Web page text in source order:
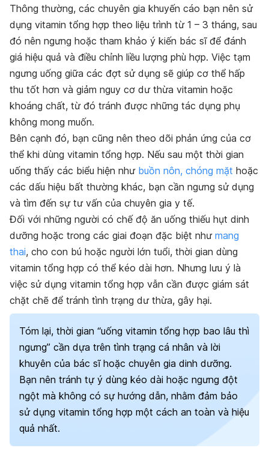
Thông thường, các chuyên gia khuyến cáo bạn nên sử
dụng vitamin tổng hợp theo liệu trình từ 1 – 3 tháng, sau
đó nên ngưng hoặc tham khảo ý kiến bác sĩ để đánh
giá hiệu quả và điều chỉnh liều lượng phù hợp. Việc tạm
ngưng uống giữa các đợt sử dụng sẽ giúp cơ thể hấp
thu tốt hơn và giảm nguy cơ dư thừa vitamin hoặc
khoáng chất, từ đó tránh được những tác dụng phụ
không mong muốn.
Bên cạnh đó, bạn cũng nên theo dõi phản ứng của cơ
thể khi dùng vitamin tổng hợp. Nếu sau một thời gian
uống thấy các biểu hiện như buồn nôn, chóng mặt hoặc
các dấu hiệu bất thường khác, bạn cần ngưng sử dụng
và tìm đến sự tư vấn của chuyên gia y tế.
Đối với những người có chế độ ăn uống thiếu hụt dinh
dưỡng hoặc trong các giai đoạn đặc biệt như mang
thai, cho con bú hoặc người lớn tuổi, thời gian dùng
vitamin tổng hợp có thể kéo dài hơn. Nhưng lưu ý là
việc sử dụng vitamin tổng hợp vẫn cần được giám sát
chặt chẽ để tránh tình trạng dư thừa, gây hại.
Tóm lại, thời gian “uống vitamin tổng hợp bao lâu thì
ngưng” cần dựa trên tình trạng cá nhân và lời
khuyên của bác sĩ hoặc chuyên gia dinh dưỡng.
Bạn nên tránh tự ý dùng kéo dài hoặc ngưng đột
ngột mà không có sự hướng dẫn, nhằm đảm bảo
sử dụng vitamin tổng hợp một cách an toàn và hiệu
quả nhất.